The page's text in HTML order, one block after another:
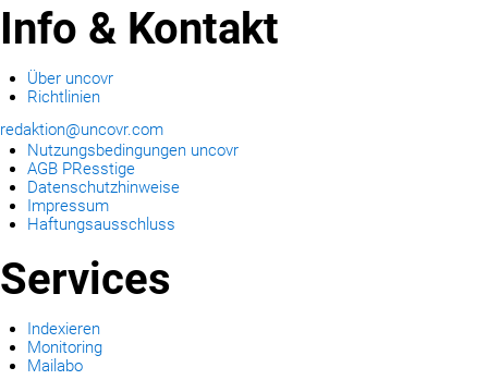
Info & Kontakt
Über uncovr
Richtlinien
redaktion@uncovr.com
Nutzungsbedingungen uncovr
AGB PResstige
Datenschutzhinweise
Impressum
Haftungsausschluss
Services
Indexieren
Monitoring
Mailabo